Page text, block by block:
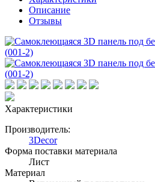
Описание
Отзывы
Характеристики
Производитель:
3Decor
Форма поставки материала
Лист
Материал